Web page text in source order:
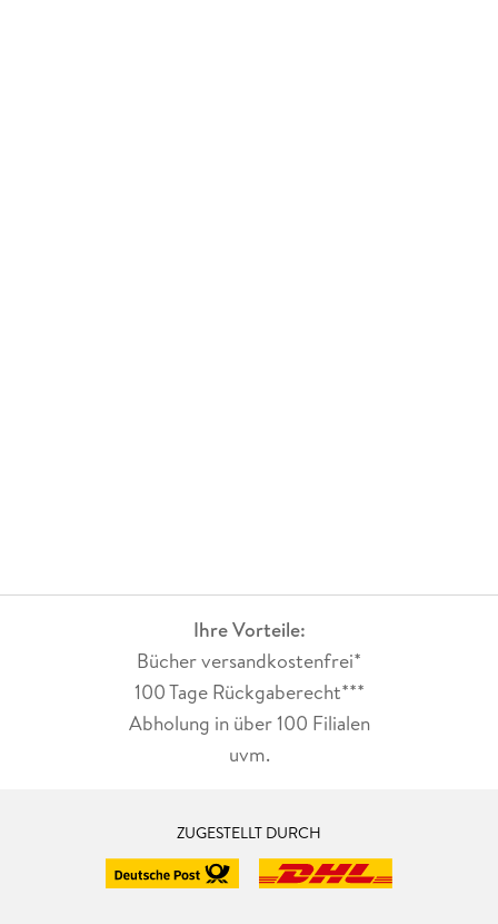
Ihre Vorteile:
Bücher versandkostenfrei*
100 Tage Rückgaberecht***
Abholung in über 100 Filialen
uvm.
ZUGESTELLT DURCH